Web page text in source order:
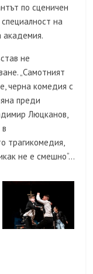
по сценичен
на
академия.
не
„Самотният
черна комедия с
преди
Люцканов,
трагикомедия,
не е смешно“…